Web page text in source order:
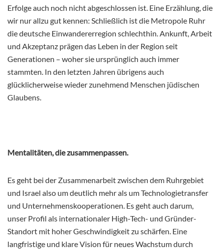
Erfolge auch noch nicht abgeschlossen ist. Eine Erzählung, die
wir nur allzu gut kennen: Schließlich ist die Metropole Ruhr
die deutsche Einwandererregion schlechthin. Ankunft, Arbeit
und Akzeptanz prägen das Leben in der Region seit
Generationen – woher sie ursprünglich auch immer
stammten. In den letzten Jahren übrigens auch
glücklicherweise wieder zunehmend Menschen jüdischen
Glaubens.
Mentalitäten, die zusammenpassen.
Es geht bei der Zusammenarbeit zwischen dem Ruhrgebiet
und Israel also um deutlich mehr als um Technologietransfer
und Unternehmenskooperationen. Es geht auch darum,
unser Profil als internationaler High-Tech- und Gründer-
Standort mit hoher Geschwindigkeit zu schärfen. Eine
langfristige und klare Vision für neues Wachstum durch